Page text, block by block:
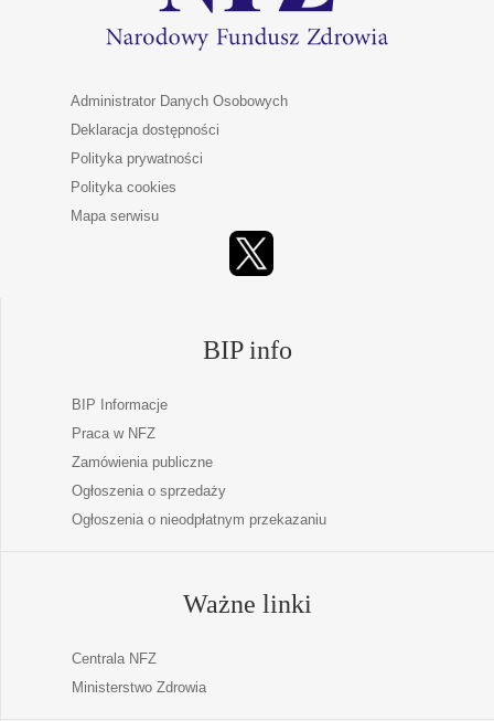
Administrator Danych Osobowych
Deklaracja dostępności
Polityka prywatności
Polityka cookies
Mapa serwisu
BIP info
BIP Informacje
Praca w NFZ
Zamówienia publiczne
Ogłoszenia o sprzedaży
Ogłoszenia o nieodpłatnym przekazaniu
Ważne linki
Centrala NFZ
Ministerstwo Zdrowia